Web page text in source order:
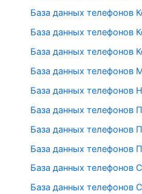
База данных телефонов
База данных телефонов
База данных телефонов
База данных телефонов
База данных телефонов
База данных телефонов
База данных телефонов
База данных телефонов
База данных телефонов
База данных телефонов